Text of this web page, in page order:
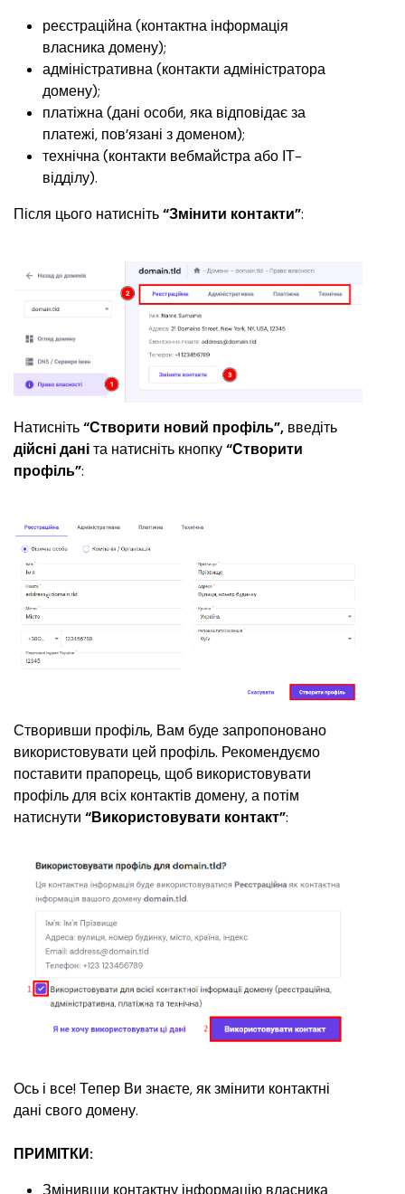
реєстраційна (контактна інформація
власника домену);
адміністративна (контакти адміністратора
домену);
платіжна (дані особи, яка відповідає за
платежі, пов’язані з доменом);
технічна (контакти вебмайстра або ІТ-
відділу).
Після цього натисніть “Змінити контакти”:
Натисніть “Створити новий профіль”, введіть
дійсні дані та натисніть кнопку “Створити
профіль”:
Створивши профіль, Вам буде запропоновано
використовувати цей профіль. Рекомендуємо
поставити прапорець, щоб використовувати
профіль для всіх контактів домену, а потім
натиснути “Використовувати контакт”:
Ось і все! Тепер Ви знаєте, як змінити контактні
дані свого домену.
ПРИМІТКИ: